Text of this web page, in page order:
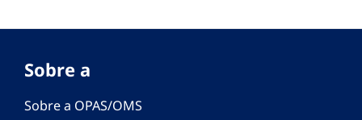
Sobre a
Sobre a OPAS/OMS